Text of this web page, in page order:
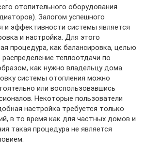
отопительного оборудования
Залогом успешного
и эффективности системы является
и настройка. Для этого
процедура, как балансировка, целью
теплоотдачи по
как нужно владельцу дома.
системы отопления можно
или воспользовавшись
Некоторые пользователи
настройка требуется только
в то время как для частных домов и
такая процедура не является